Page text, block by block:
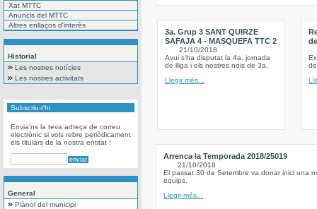
Xat MTTC
Anuncis del MTTC
Altres enllaços d'interès
Historial
Les nostres notícies
Les nostres activitats
Subscriu-t'hi
Envia'ns la teva adreça de correu
electrònic si vols rebre periòdicament
els titulars de la nostra entitat !
General
Plànol del municipi
3a. Grup 3 SANT QUIRZE
SAFAJA 4 - MASQUEFA TTC 2
21/10/2018
Avui s'ha disputat la 4a. jornada
de lliga i els nostres nois de 3a.
Llegir més...
Arrenca la Temporada 2018/25019
21/10/2018
El passat 30 de Setembre va donar inici una
equips.
Llegir més...